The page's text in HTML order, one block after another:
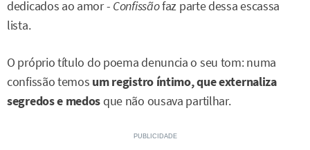
dedicados ao amor - Confissãofaz parte dessa escassa
lista.
O próprio título do poema denuncia o seu tom: numa
confissão temos um registro íntimo, que externaliza
segredos e medosque não ousava partilhar.